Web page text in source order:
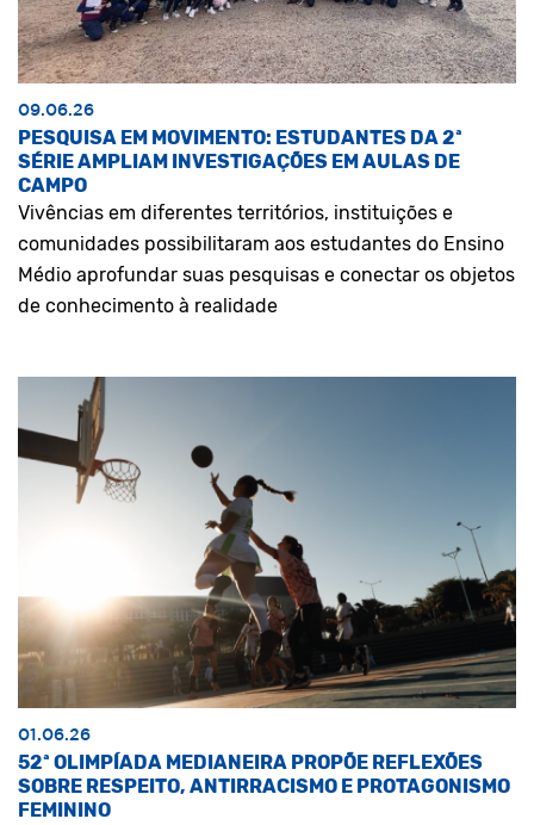
09.06.26
PESQUISA EM MOVIMENTO: ESTUDANTES DA 2ª
SÉRIE AMPLIAM INVESTIGAÇÕES EM AULAS DE
CAMPO
Vivências em diferentes territórios, instituições e
comunidades possibilitaram aos estudantes do Ensino
Médio aprofundar suas pesquisas e conectar os objetos
de conhecimento à realidade
01.06.26
52ª OLIMPÍADA MEDIANEIRA PROPÕE REFLEXÕES
SOBRE RESPEITO, ANTIRRACISMO E PROTAGONISMO
FEMININO